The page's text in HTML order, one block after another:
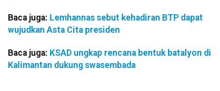
Baca juga: Lemhannas sebut kehadiran BTP dapat
wujudkan Asta Cita presiden
Baca juga: KSAD ungkap rencana bentuk batalyon di
Kalimantan dukung swasembada